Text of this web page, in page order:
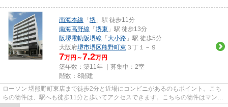
南海本線 「 堺 」駅 徒歩11分
南海高野線 「 堺東 」駅 徒歩13分
阪堺電軌阪堺線 「 大小路 」駅 徒歩5分
大阪府堺市堺区熊野町東 ３丁１－９
7万円～7.2万円
築年数：築11年 ｜募集中： 2室
階数：8階建
ローソン 堺熊野町東店まで徒歩2分と近場にコンビニがあるのもポイント。こち
らの物件は、駅へも徒歩11分と歩いてアクセスできます。こちらの物件はマンシ